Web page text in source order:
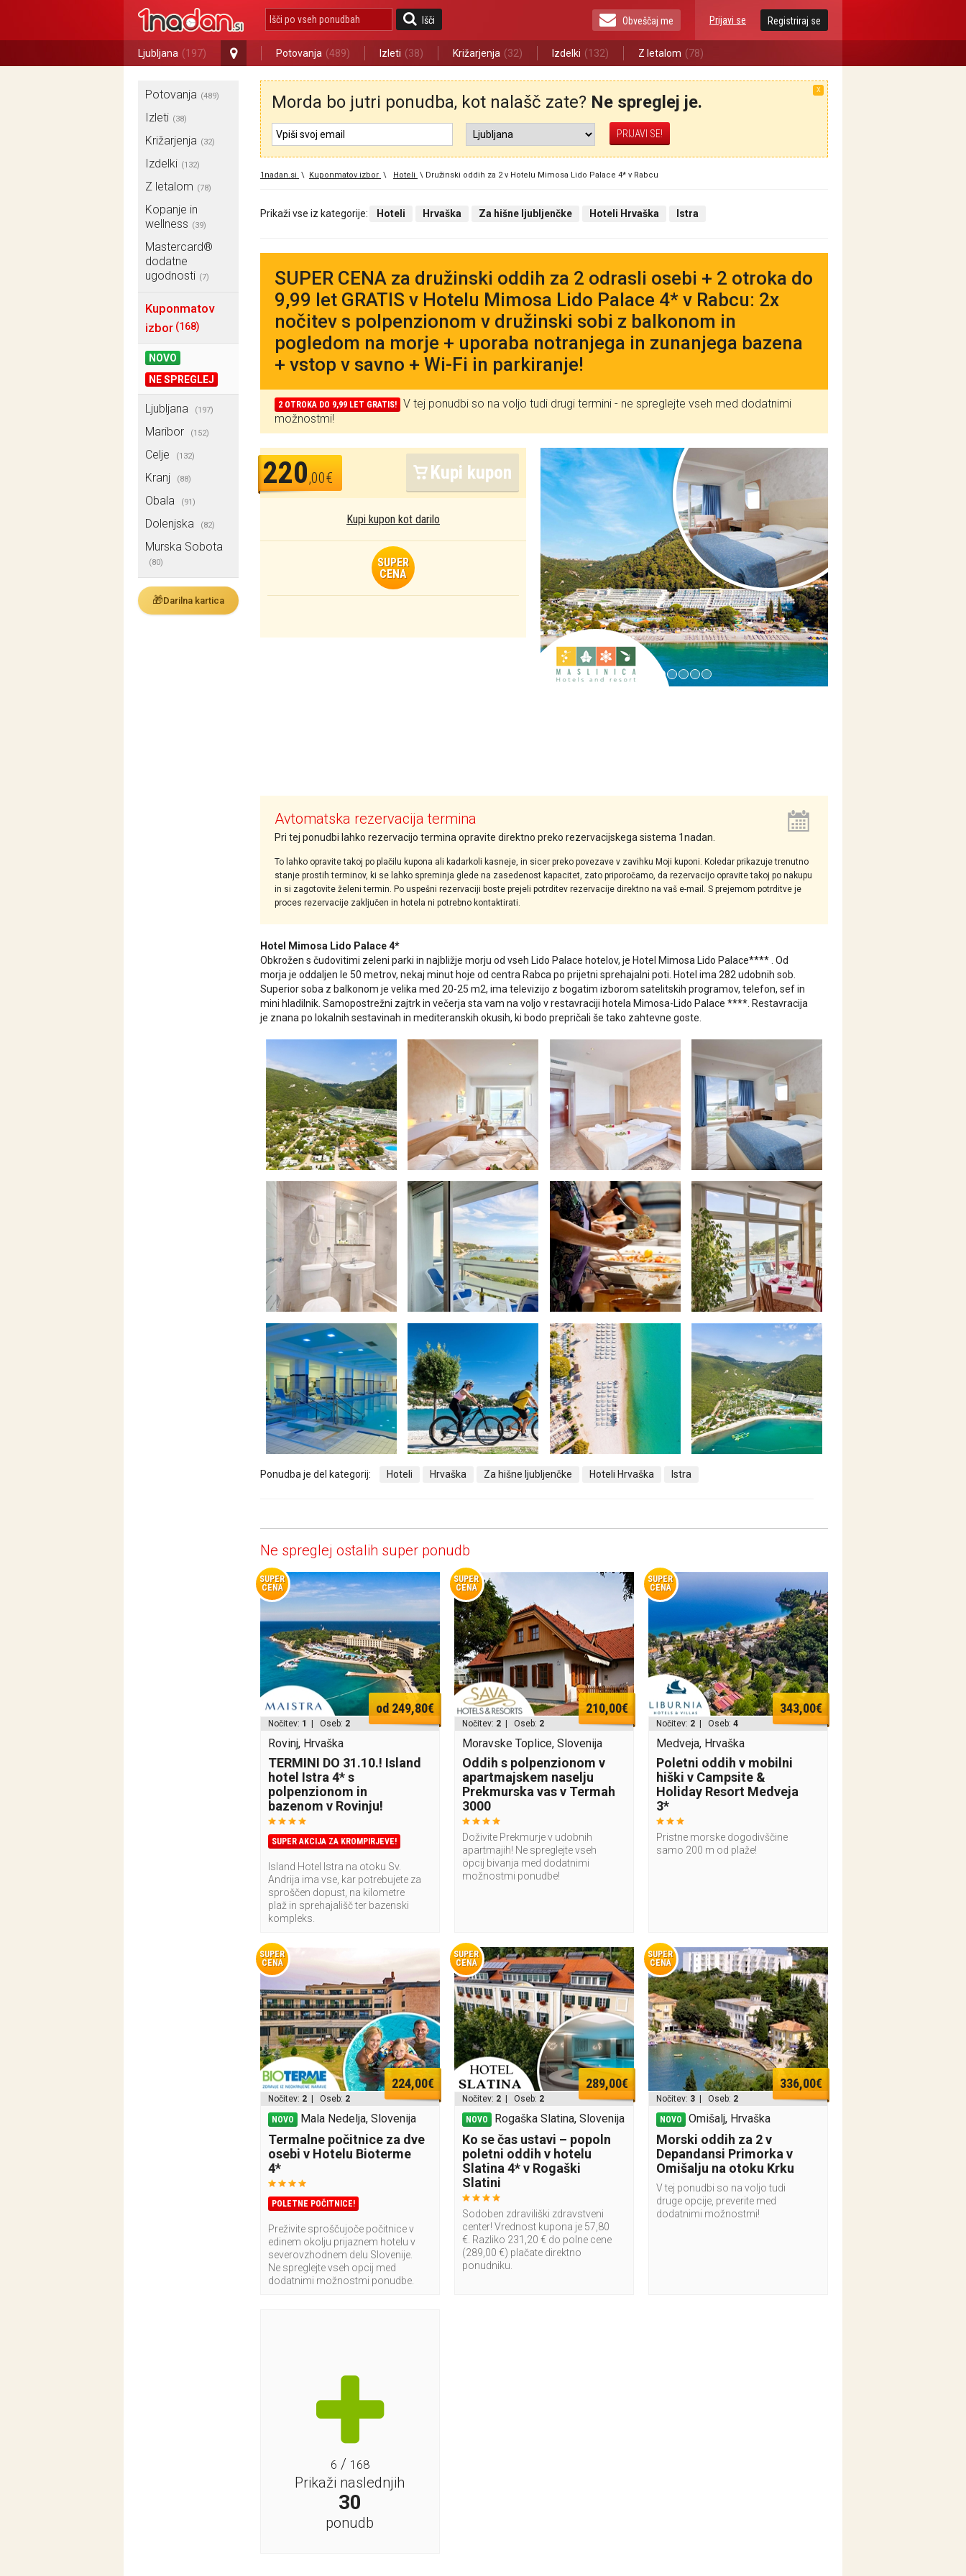
Išči Prijavi se Registriraj se
Obveščaj me
Ljubljana (197) Potovanja (489) Izleti (38) Križarjenja (32) Izdelki (132) Z letalom (78)
Potovanja (489)
Izleti (38)
Križarjenja (32)
Izdelki (132)
Z letalom (78)
Kopanje in
wellness (39)
Mastercard®
dodatne
ugodnosti (7)
Kuponmatov
izbor (168)
NOVO
NE SPREGLEJ
Ljubljana (197)
Maribor (152)
Celje (132)
Kranj (88)
Obala (91)
Dolenjska (82)
Murska Sobota
(80)
🎁Darilna kartica
X
Morda bo jutri ponudba, kot nalašč zate? Ne spreglej je.
1nadan.si \ Kuponmatov izbor \ Hoteli \ Družinski oddih za 2 v Hotelu Mimosa Lido Palace 4* v Rabcu
Prikaži vse iz kategorije: Hoteli Hrvaška Za hišne ljubljenčke Hoteli Hrvaška Istra
SUPER CENA za družinski oddih za 2 odrasli osebi + 2 otroka do
9,99 let GRATIS v Hotelu Mimosa Lido Palace 4* v Rabcu: 2x
nočitev s polpenzionom v družinski sobi z balkonom in
pogledom na morje + uporaba notranjega in zunanjega bazena
+ vstop v savno + Wi-Fi in parkiranje!
2 OTROKA DO 9,99 LET GRATIS!
V tej ponudbi so na voljo tudi drugi termini - ne spreglejte vseh med dodatnimi
možnostmi!
220,00€ Kupi kupon
Kupi kupon kot darilo
SUPER
CENA
Avtomatska rezervacija termina
Pri tej ponudbi lahko rezervacijo termina opravite direktno preko rezervacijskega sistema 1nadan.
To lahko opravite takoj po plačilu kupona ali kadarkoli kasneje, in sicer preko povezave v zavihku Moji kuponi. Koledar prikazuje trenutno
stanje prostih terminov, ki se lahko spreminja glede na zasedenost kapacitet, zato priporočamo, da rezervacijo opravite takoj po nakupu
in si zagotovite želeni termin. Po uspešni rezervaciji boste prejeli potrditev rezervacije direktno na vaš e-mail. S prejemom potrditve je
proces rezervacije zaključen in hotela ni potrebno kontaktirati.
Hotel Mimosa Lido Palace 4*
Obkrožen s čudovitimi zeleni parki in najbližje morju od vseh Lido Palace hotelov, je Hotel Mimosa Lido Palace**** . Od
morja je oddaljen le 50 metrov, nekaj minut hoje od centra Rabca po prijetni sprehajalni poti. Hotel ima 282 udobnih sob.
Superior soba z balkonom je velika med 20-25 m2, ima televizijo z bogatim izborom satelitskih programov, telefon, sef in
mini hladilnik. Samopostrežni zajtrk in večerja sta vam na voljo v restavraciji hotela Mimosa-Lido Palace ****. Restavracija
je znana po lokalnih sestavinah in mediteranskih okusih, ki bodo prepričali še tako zahtevne goste.
Ponudba je del kategorij: Hoteli Hrvaška Za hišne ljubljenčke Hoteli Hrvaška Istra
Ne spreglej ostalih super ponudb
SUPER
CENA
od 249,80€
Nočitev: 1 | Oseb: 2
Rovinj, Hrvaška
TERMINI DO 31.10.! Island
hotel Istra 4* s
polpenzionom in
bazenom v Rovinju!
SUPER AKCIJA ZA KROMPIRJEVE!
Island Hotel Istra na otoku Sv.
Andrija ima vse, kar potrebujete za
sproščen dopust, na kilometre
plaž in sprehajališč ter bazenski
kompleks.
SUPER
CENA
210,00€
Nočitev: 2 | Oseb: 2
Moravske Toplice, Slovenija
Oddih s polpenzionom v
apartmajskem naselju
Prekmurska vas v Termah
3000
Doživite Prekmurje v udobnih
apartmajih! Ne spreglejte vseh
öpcij bivanja med dodatnimi
možnostmi ponudbe!
SUPER
CENA
343,00€
Nočitev: 2 | Oseb: 4
Medveja, Hrvaška
Poletni oddih v mobilni
hiški v Campsite &
Holiday Resort Medveja
3*
Pristne morske dogodivščine
samo 200 m od plaže!
SUPER
CENA
224,00€
Nočitev: 2 | Oseb: 2
NOVO Mala Nedelja, Slovenija
Termalne počitnice za dve
osebi v Hotelu Bioterme
4*
POLETNE POČITNICE!
Preživite sproščujoče počitnice v
edinem okolju prijaznem hotelu v
severovzhodnem delu Slovenije.
Ne spreglejte vseh opcij med
dodatnimi možnostmi ponudbe.
SUPER
CENA
289,00€
Nočitev: 2 | Oseb: 2
NOVO Rogaška Slatina, Slovenija
Ko se čas ustavi – popoln
poletni oddih v hotelu
Slatina 4* v Rogaški
Slatini
Sodoben zdraviliški zdravstveni
center! Vrednost kupona je 57,80
€. Razliko 231,20 € do polne cene
(289,00 €) plačate direktno
ponudniku.
SUPER
CENA
336,00€
Nočitev: 3 | Oseb: 2
NOVO Omišalj, Hrvaška
Morski oddih za 2 v
Depandansi Primorka v
Omišalju na otoku Krku
V tej ponudbi so na voljo tudi
druge opcije, preverite med
dodatnimi možnostmi!
6 / 168
Prikaži naslednjih
30
ponudb